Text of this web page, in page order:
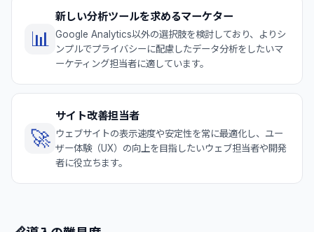
📊
新しい分析ツールを求めるマーケター
Google Analytics以外の選択肢を検討しており、よりシ
ンプルでプライバシーに配慮したデータ分析をしたいマ
ーケティング担当者に適しています。
🚀
サイト改善担当者
ウェブサイトの表示速度や安定性を常に最適化し、ユー
ザー体験（UX）の向上を目指したいウェブ担当者や開発
者に役立ちます。